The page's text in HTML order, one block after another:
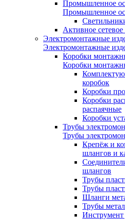
Промышленное
Промышленное
Активное
Электромонтажные
Электромонтажные
Коробки
Коробки
коробок
Коробки
Коробки
распаячные
Коробки
Трубы
Трубы
Крепёж и
шлангов и
шлангов
Трубы
Трубы
Шланги
Трубы
Инструмент